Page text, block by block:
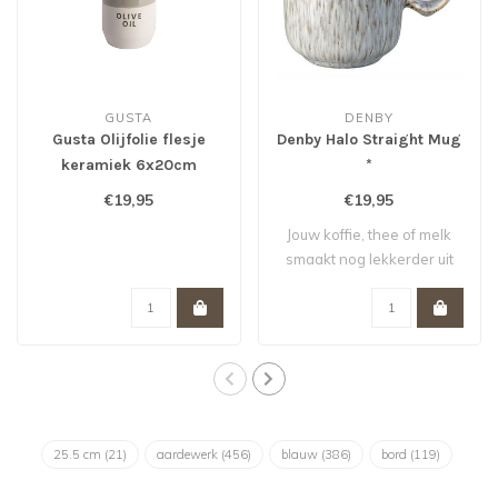
GUSTA
Gusta Olijfolie flesje
keramiek 6x20cm
€19,95
DENBY
Denby Halo Straight Mug
*
€19,95
Jouw koffie, thee of melk
smaakt nog lekkerder uit
25.5 cm (21) aardewerk (456) blauw (386) bord (119)